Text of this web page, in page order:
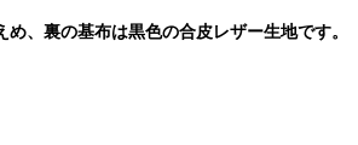
、裏の基布は黒色の合皮レザー生地です。